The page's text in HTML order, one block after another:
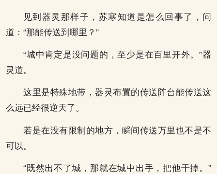
见到器灵那样子，苏寒知道是怎么回事了，问
道：“那能传送到哪里？”
“城中肯定是没问题的，至少是在百里开外。”器
灵道。
这里是特殊地带，器灵布置的传送阵台能传送这
么远已经很逆天了。
若是在没有限制的地方，瞬间传送万里也不是不
可以。
“既然出不了城，那就在城中出手，把他干掉。”